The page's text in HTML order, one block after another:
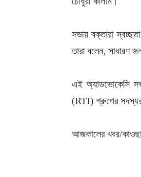
সভায় বক্তারা
তারা বলেন, সাধারণ
এই অ্যাডভোকেসি
(RTI) গ্রুপের
আজকালের খবর/